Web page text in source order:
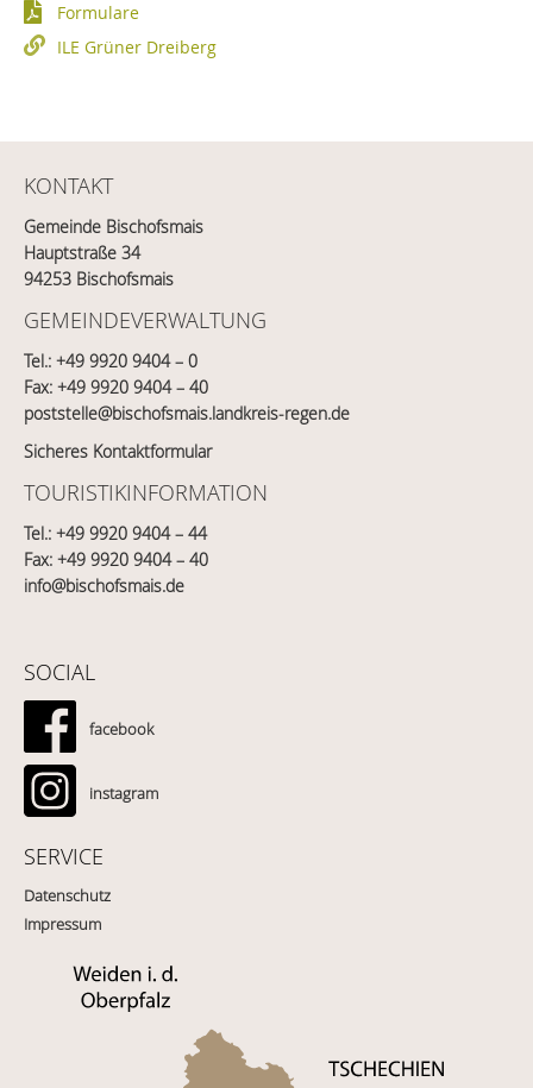
Formulare
ILE Grüner Dreiberg
KONTAKT
Gemeinde Bischofsmais
Hauptstraße 34
94253 Bischofsmais
GEMEINDEVERWALTUNG
Tel.: +49 9920 9404 – 0
Fax: +49 9920 9404 – 40
poststelle@bischofsmais.landkreis-regen.de
Sicheres Kontaktformular
TOURISTIKINFORMATION
Tel.: +49 9920 9404 – 44
Fax: +49 9920 9404 – 40
info@bischofsmais.de
SOCIAL
facebook
instagram
SERVICE
Datenschutz
Impressum